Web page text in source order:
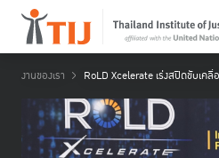
งานของเรา RoLD Xcelerate เร่งสปีดขับเ